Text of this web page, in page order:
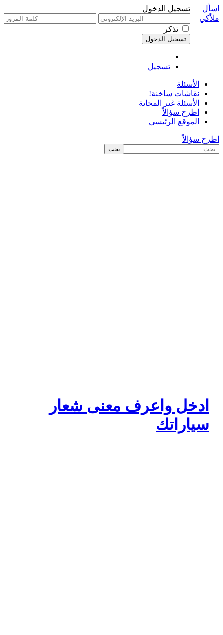
تسجيل الدخول
تذكر
تسجيل
اسأل
ملاًكي
الأسئلة
نقاشات ساخنة!
الأسئلة غير المجابة
اطرح سؤالاً
الموقع الرئيسي
اطرح سؤالاً
ادخل واعرف معنى شعار
سياراتك